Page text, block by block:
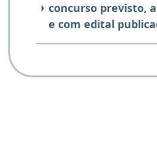
concurso previsto,
e com edital